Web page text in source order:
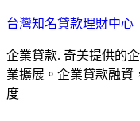
跳
主
要
內
台灣知名貸款理財中心
企業貸款. 奇美提供的
業擴展。企業貸款融資
度